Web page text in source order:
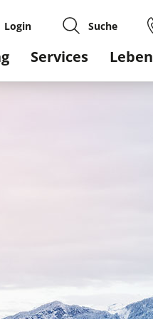
Login Suche
Services Leben